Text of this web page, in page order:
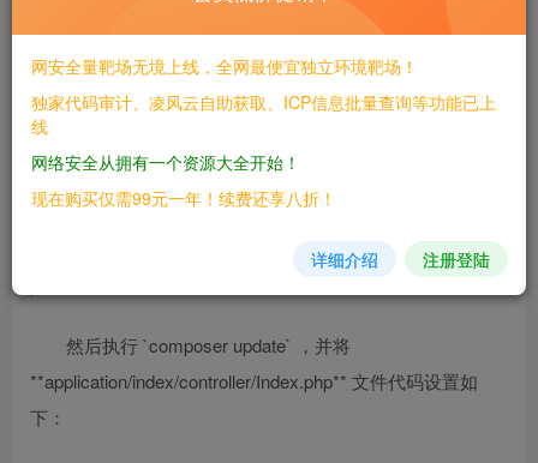
二、漏洞影响 ------------ 5.0.0 \<= Thinkphp \<= 5.0.18 5.1.0 \
<= ThinkPHP \<= 5.1.10 三、复现过程 ------------ ### 漏洞环
境 通过以下命令获取测试环境代码： composer create-
project --prefer-dist topthink/think=5.0.18 tpdemo 将
**composer.json** 文件的 **require** 字段设置成如下：
"require": { "php": ">=5.6.0″,
然后执行 `composer update` ，并将
**application/index/controller/Index.php** 文件代码设置如
下：
网安全量靶场无境上线，全网最便宜独立环境靶场！
独家代码审计、凌风云自助获取、ICP信息批量查询等功能已上
线
网络安全从拥有一个资源大全开始！
现在购买仅需99元一年！续费还享八折！
详细介绍 注册登陆